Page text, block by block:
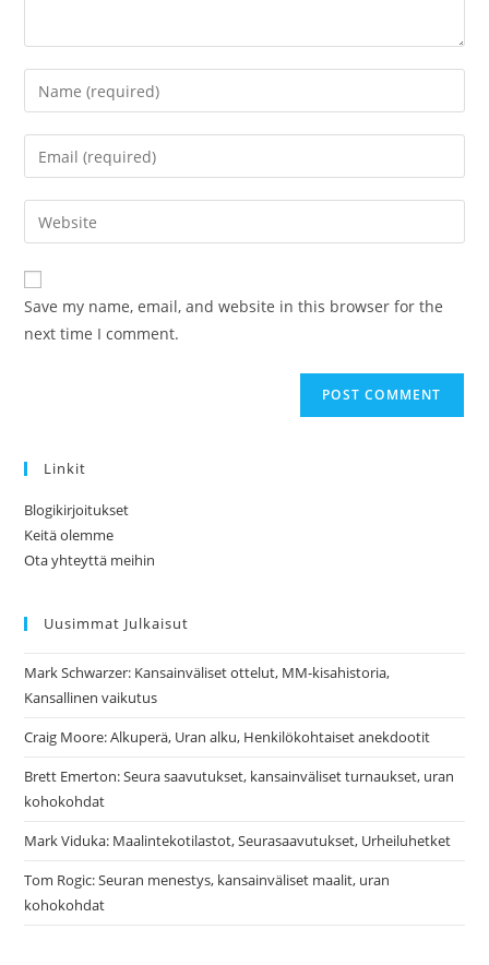
Enter
your
name
comment
Enter
your
email
address
comment
Enter
your
website
URL
(optional)
Save my name, email, and website in this browser for the
next time I comment.
Linkit
Blogikirjoitukset
Keitä olemme
Ota yhteyttä meihin
Uusimmat Julkaisut
Mark Schwarzer: Kansainväliset ottelut, MM-kisahistoria,
Kansallinen vaikutus
Craig Moore: Alkuperä, Uran alku, Henkilökohtaiset anekdootit
Brett Emerton: Seura saavutukset, kansainväliset turnaukset, uran
kohokohdat
Mark Viduka: Maalintekotilastot, Seurasaavutukset, Urheiluhetket
Tom Rogic: Seuran menestys, kansainväliset maalit, uran
kohokohdat